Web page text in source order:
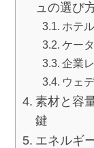
ュの選び
ホテ
ケー
企業
ウェ
素材と容
鍵
エネルギ